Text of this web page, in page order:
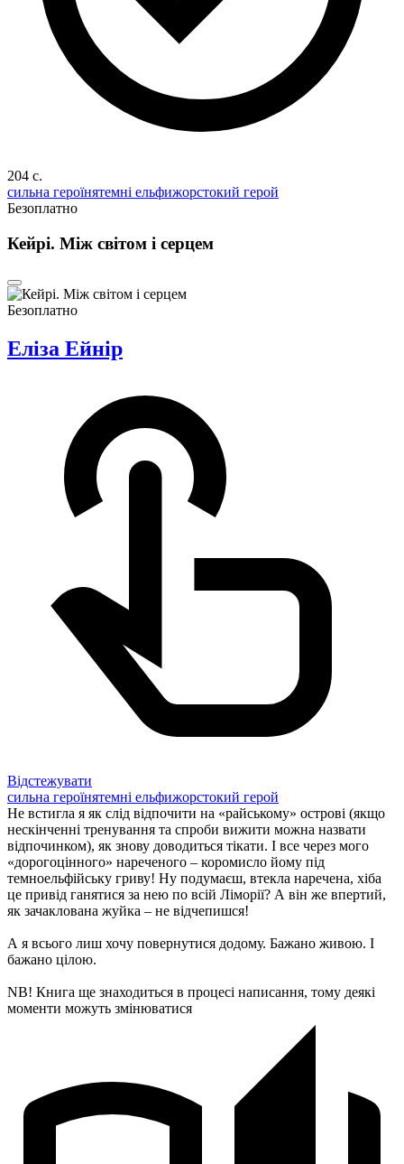
204 c.
сильна героїнятемні ельфижорстокий герой
Безоплатно
Кейрі. Між світом і серцем
Безоплатно
Еліза Ейнір
Відстежувати
сильна героїнятемні ельфижорстокий герой
Не встигла я як слід відпочити на «райському» острові (якщо
нескінченні тренування та спроби вижити можна назвати
відпочинком), як знову доводиться тікати. І все через мого
«дорогоцінного» нареченого – коромисло йому під
темноельфійську гриву! Ну подумаєш, втекла наречена, хіба
це привід ганятися за нею по всій Ліморії? А він же впертий,
як зачаклована жуйка – не відчепишся!
А я всього лиш хочу повернутися додому. Бажано живою. І
бажано цілою.
NB! Книга ще знаходиться в процесі написання, тому деякі
моменти можуть змінюватися